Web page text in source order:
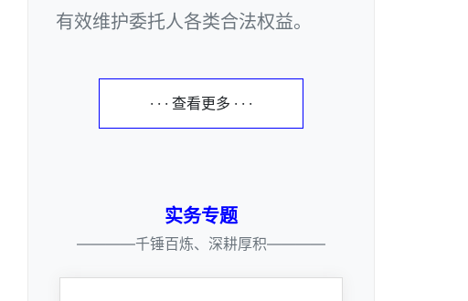
有效维护委托人各类合法权益。
· · · 查看更多 · · ·
实务专题
————千锤百炼、深耕厚积————